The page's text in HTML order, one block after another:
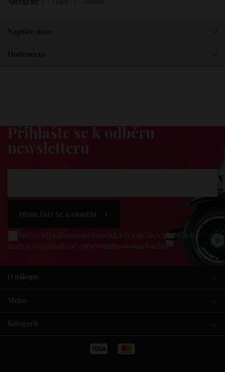
Alergeny
Napište nám
Hodnocení
Přihlašte se k odběru
newsletterů
PŘIHLÁSIT SE K ODBĚRU
Přeji si být informován o novinkách a akčních nabídkách e-
mailem a souhlasím se zpracováním osobních údajů .
O nákupu
Menu
Kategorie